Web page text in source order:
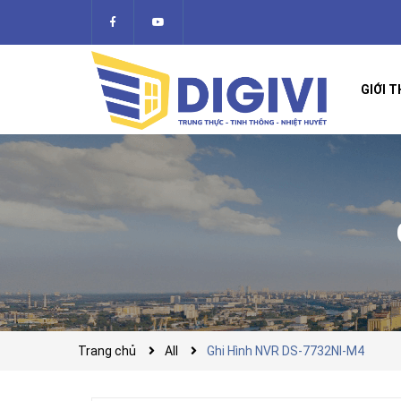
GIỚI
Trang chủ All Ghi Hình NVR DS-7732NI-M4